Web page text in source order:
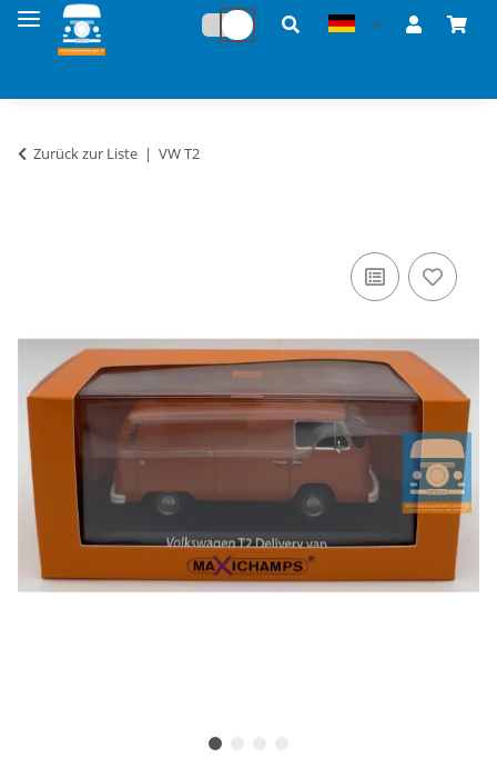
Zurück zur Liste VW T2